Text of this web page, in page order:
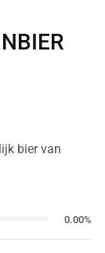
bier van
0.00%